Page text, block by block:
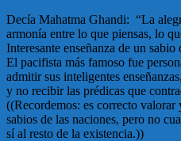
Decía Mahatma Ghandi: “La
armonía entre lo que piensas, lo
Interesante enseñanza de un sabio
El pacifista más famoso fue
admitir sus inteligentes
y no recibir las prédicas que
((Recordemos: es correcto valorar
sabios de las naciones, pero no
sí al resto de la existencia.))